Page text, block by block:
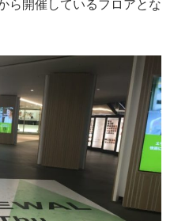
ら開催しているフロアとな